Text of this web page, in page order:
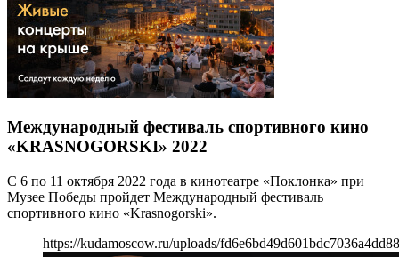
Международный фестиваль спортивного кино
«KRASNOGORSKI» 2022
С 6 по 11 октября 2022 года в кинотеатре «Поклонка» при
Музее Победы пройдет Международный фестиваль
спортивного кино «Krasnogorski».
https://kudamoscow.ru/uploads/